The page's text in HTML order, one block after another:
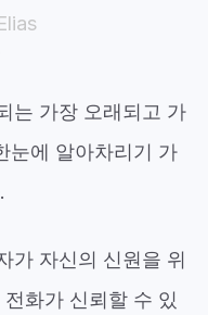
는 가장 오래되고 가
눈에 알아차리기 가
가 자신의 신원을 위
화가 신뢰할 수 있